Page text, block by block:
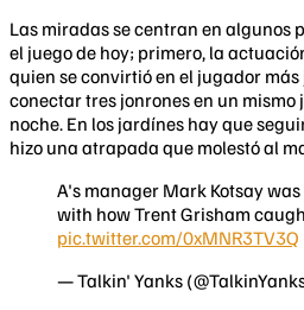
Las miradas se centran en algunos
el juego de hoy; primero, la
quien se convirtió en el jugador más
conectar tres jonrones en un mismo
noche. En los jardínes hay que
hizo una atrapada que molestó al
A's manager Mark Kotsay
with how Trent Grisham
pic.twitter.com/0xMNR3TV3Q
— Talkin' Yanks